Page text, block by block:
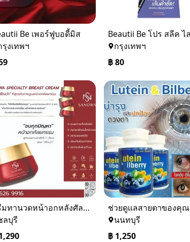
Be เพอร์ฟูบอดี้มิส
รุงเทพฯ
กรุงเทพฯ
฿ 80
ครีมทานวดหน้าอกหลังศัลยกรรม SANOWA SPECIALTY BREAST CREAM
ลบุรี
ช่วยดูแลสายตาของคุณ
นนทบุรี
฿ 1,250